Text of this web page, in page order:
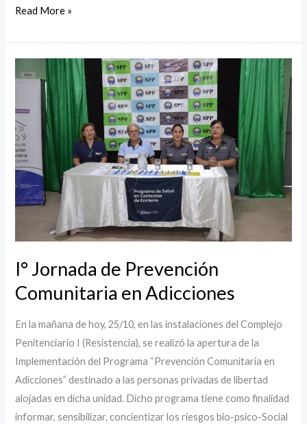
Read More »
I° Jornada de Prevención
Comunitaria en Adicciones
En la mañana de hoy, 25/10, en las instalaciones del Complejo
Penitenciario I (Resistencia), se realizó la apertura de la
Implementación del Programa “Prevención Comunitaria en
Adicciones” destinado a las personas privadas de libertad
alojadas en dicha unidad. Dicho programa tiene como finalidad
informar, sensibilizar, concientizar los riesgos bio-psico-Social
Jornada
Prevención
Comunitaria
en
Adicciones